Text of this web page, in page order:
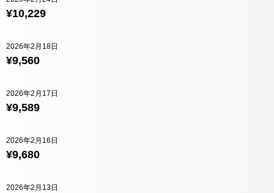
¥10,229
¥9,560
2026年2月18日
¥9,589
2026年2月17日
¥9,680
2026年2月16日
2026年2月13日